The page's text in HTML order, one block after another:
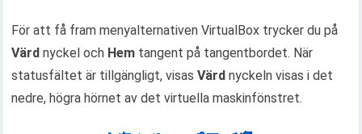
För att få fram menyalternativen VirtualBox trycker du på
Värd nyckel och Hem tangent på tangentbordet. När
statusfältet är tillgängligt, visasVärd nyckeln visas i det
nedre, högra hörnet av det virtuella maskinfönstret.